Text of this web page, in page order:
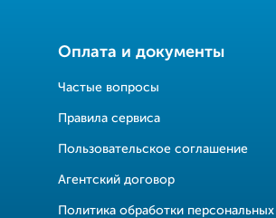
Оплата и документы
Частые вопросы
Правила сервиса
Пользовательское соглашение
Агентский договор
Политика обработки